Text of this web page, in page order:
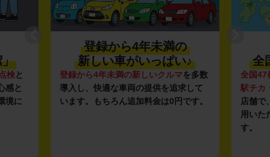
」
検と
感と
境に
登録から4年未満の
新しい車がいっぱい♪
登録から4年未満の新しいクルマを多数
導入し、快適な車両の提供を追求して
います。もちろん追加料金は0円です。
全
全国47
駅チカ
店舗で
用いた
す。